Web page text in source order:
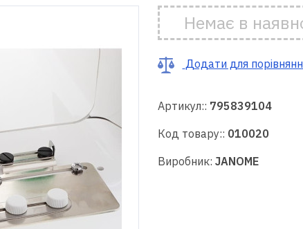
Немає в
Додати для
Артикул:: 795839104
Код товару:: 010020
Виробник: JANOME